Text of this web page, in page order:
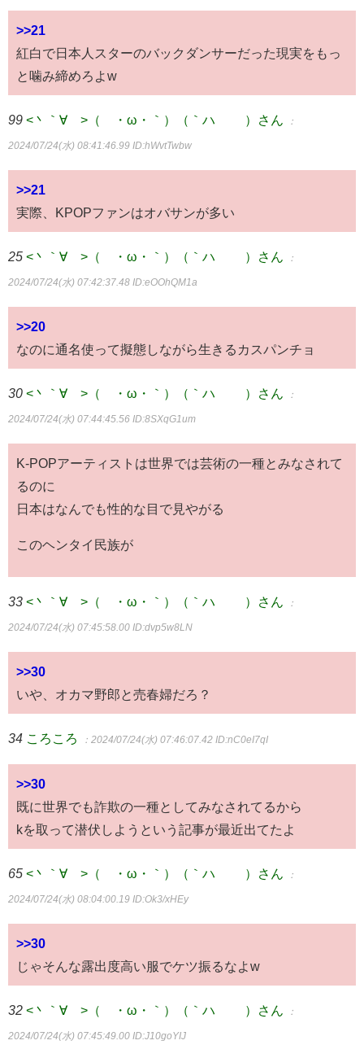
>>21
紅白で日本人スターのバックダンサーだった現実をもっ
と噛み締めろよw
99 <丶｀∀´>（´・ω・｀）（｀ハ´ ）さん ：
2024/07/24(水) 08:41:46.99 ID:hWvtTwbw
>>21
実際、KPOPファンはオバサンが多い
25 <丶｀∀´>（´・ω・｀）（｀ハ´ ）さん ：
2024/07/24(水) 07:42:37.48 ID:eOOhQM1a
>>20
なのに通名使って擬態しながら生きるカスパンチョ
30 <丶｀∀´>（´・ω・｀）（｀ハ´ ）さん ：
2024/07/24(水) 07:44:45.56 ID:8SXqG1um
K-POPアーティストは世界では芸術の一種とみなされて
るのに
日本はなんでも性的な目で見やがる
このヘンタイ民族が
33 <丶｀∀´>（´・ω・｀）（｀ハ´ ）さん ：
2024/07/24(水) 07:45:58.00 ID:dvp5w8LN
>>30
いや、オカマ野郎と売春婦だろ？
34 ころころ ：2024/07/24(水) 07:46:07.42 ID:nC0eI7qI
>>30
既に世界でも詐欺の一種としてみなされてるから
kを取って潜伏しようという記事が最近出てたよ
65 <丶｀∀´>（´・ω・｀）（｀ハ´ ）さん ：
2024/07/24(水) 08:04:00.19 ID:Ok3/xHEy
>>30
じゃそんな露出度高い服でケツ振るなよw
32 <丶｀∀´>（´・ω・｀）（｀ハ´ ）さん ：
2024/07/24(水) 07:45:49.00 ID:J10goYIJ